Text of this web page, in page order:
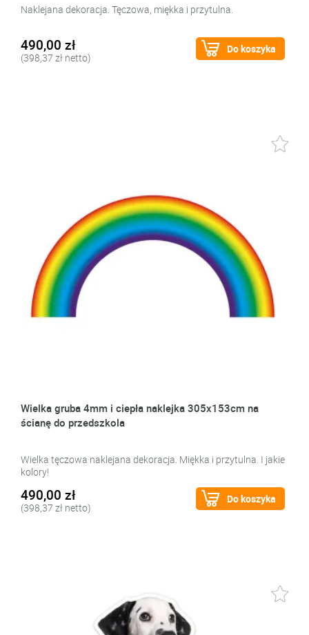
Naklejana dekoracja. Tęczowa, miękka i przytulna.
490,00 zł
(398,37 zł netto)
Do koszyka
Wielka gruba 4mm i ciepła naklejka 305x153cm na
ścianę do przedszkola
Wielka tęczowa naklejana dekoracja. Miękka i przytulna. I jakie
kolory!
490,00 zł
(398,37 zł netto)
Do koszyka